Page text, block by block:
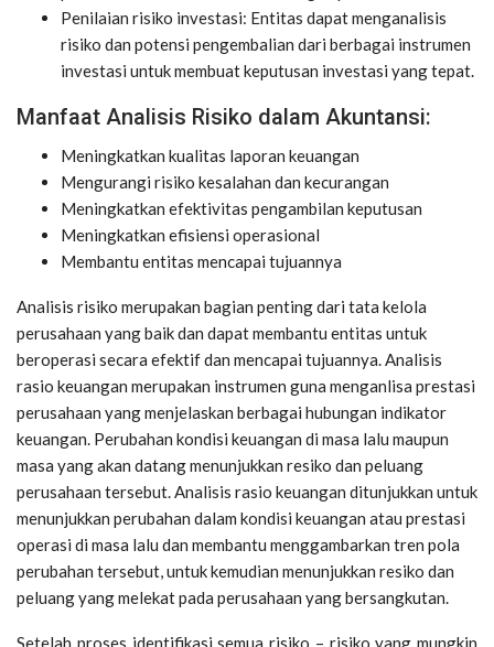
Penilaian risiko investasi: Entitas dapat menganalisis
risiko dan potensi pengembalian dari berbagai instrumen
investasi untuk membuat keputusan investasi yang tepat.
Manfaat Analisis Risiko dalam Akuntansi:
Meningkatkan kualitas laporan keuangan
Mengurangi risiko kesalahan dan kecurangan
Meningkatkan efektivitas pengambilan keputusan
Meningkatkan efisiensi operasional
Membantu entitas mencapai tujuannya
Analisis risiko merupakan bagian penting dari tata kelola
perusahaan yang baik dan dapat membantu entitas untuk
beroperasi secara efektif dan mencapai tujuannya. Analisis
rasio keuangan merupakan instrumen guna menganlisa prestasi
perusahaan yang menjelaskan berbagai hubungan indikator
keuangan. Perubahan kondisi keuangan di masa lalu maupun
masa yang akan datang menunjukkan resiko dan peluang
perusahaan tersebut. Analisis rasio keuangan ditunjukkan untuk
menunjukkan perubahan dalam kondisi keuangan atau prestasi
operasi di masa lalu dan membantu menggambarkan tren pola
perubahan tersebut, untuk kemudian menunjukkan resiko dan
peluang yang melekat pada perusahaan yang bersangkutan.
Setelah proses identifikasi semua risiko – risiko yang mungkin